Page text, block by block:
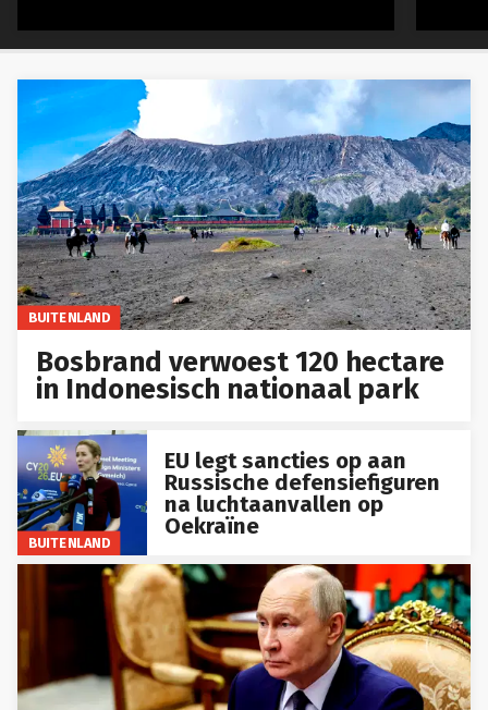
BUITENLAND
Bosbrand verwoest 120 hectare
in Indonesisch nationaal park
BUITENLAND
EU legt sancties op aan
Russische defensiefiguren
na luchtaanvallen op
Oekraïne